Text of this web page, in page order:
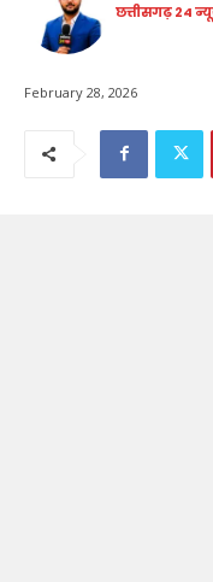
छत्तीसगढ़ 24
February 28, 2026